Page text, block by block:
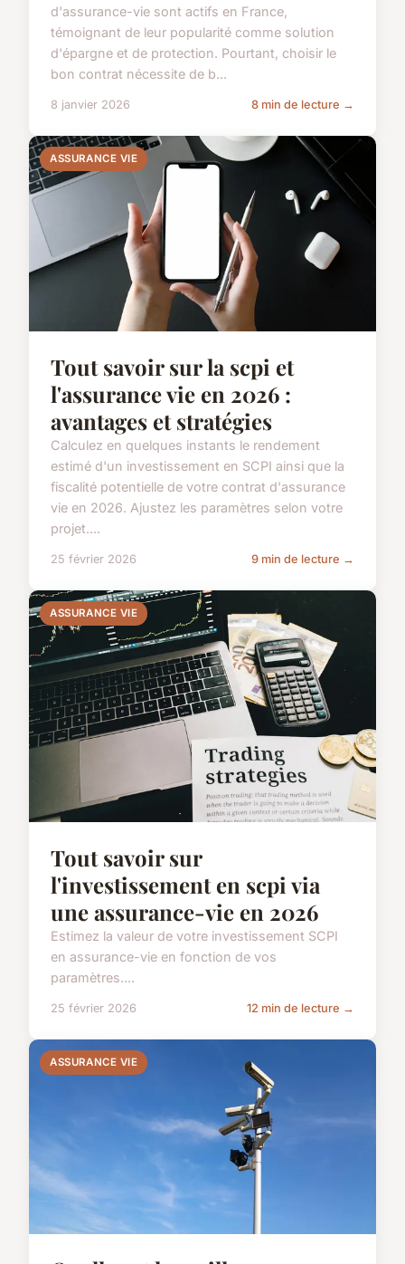
d'assurance-vie sont actifs en France,
témoignant de leur popularité comme solution
d'épargne et de protection. Pourtant, choisir le
bon contrat nécessite de b...
8 janvier 2026 8 min de lecture →
ASSURANCE VIE
Tout savoir sur la scpi et
l'assurance vie en 2026 :
avantages et stratégies
Calculez en quelques instants le rendement
estimé d'un investissement en SCPI ainsi que la
fiscalité potentielle de votre contrat d'assurance
vie en 2026. Ajustez les paramètres selon votre
projet....
25 février 2026 9 min de lecture →
ASSURANCE VIE
Tout savoir sur
l'investissement en scpi via
une assurance-vie en 2026
Estimez la valeur de votre investissement SCPI
en assurance-vie en fonction de vos
paramètres....
25 février 2026 12 min de lecture →
ASSURANCE VIE